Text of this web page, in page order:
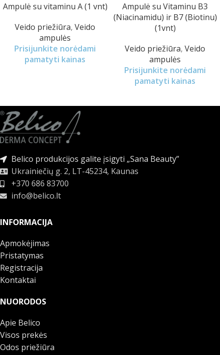
Ampulė su vitaminu A (1 vnt)
Veido priežiūra, Veido
ampulės
Prisijunkite norėdami
pamatyti kainas
Ampulė su Vitaminu B3
(Niacinamidu) ir B7 (Biotinu)
(1vnt)
Veido priežiūra, Veido
ampulės
Prisijunkite norėdami
pamatyti kainas
Belico produkcijos galite įsigyti „Sana Beauty”
Ukrainiečių g. 2, LT-45234, Kaunas
+370 686 83700
info@belico.lt
INFORMACIJA
Apmokėjimas
Pristatymas
Registracija
Kontaktai
NUORODOS
Apie Belico
Visos prekės
Odos priežiūra